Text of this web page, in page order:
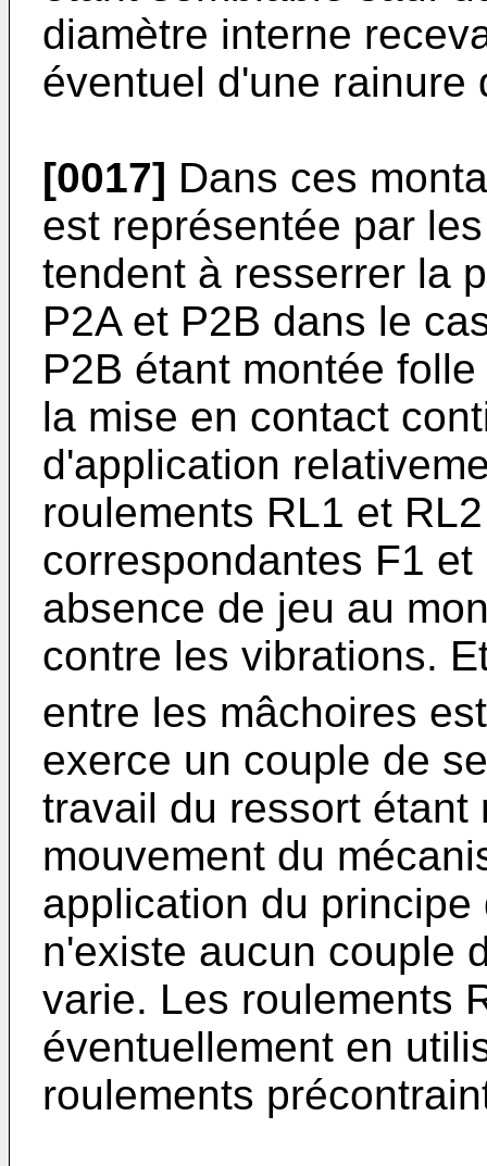
diamètre interne
éventuel d'une rainure
[0017] Dans ces
est représentée par
tendent à resserrer la
P2A et P2B dans le
P2B étant montée
la mise en contact
d'application
roulements RL1 et
correspondantes F1
absence de jeu au
contre les vibrations.
entre les mâchoires
exerce un couple de
travail du ressort étant
mouvement du
application du
n'existe aucun couple
varie. Les roulements
éventuellement en
roulements